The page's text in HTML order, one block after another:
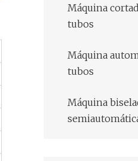
Máquina
tubos
Máquina
tubos
Máquina